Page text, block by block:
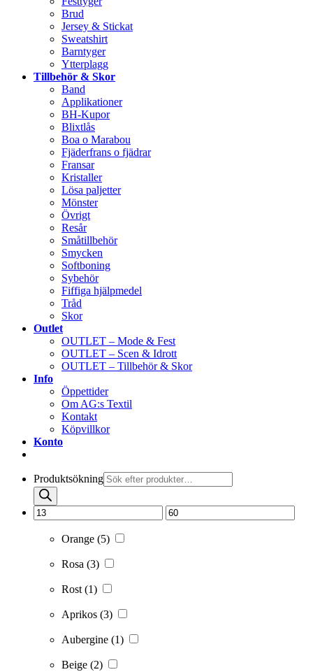
Brud
Jersey & Stickat
Sweatshirt
Barntyger
Ytterplagg
Tillbehör & Skor
Band
Applikationer
BH-Kupor
Blixtlås
Boa o Marabou
Fjäderfrans o fjädrar
Fransar
Kristaller
Lösa paljetter
Mönster
Övrigt
Resår
Småtillbehör
Smycken
Softboning
Sybehör
Fiffiga hjälpmedel
Tråd
Skor
Outlet
OUTLET – Mode & Fest
OUTLET – Scen & Idrott
OUTLET – Tillbehör & Skor
Info
Öppettider
Om AG:s Textil
Kontakt
Köpvillkor
Konto
Produktsökning
Orange (5)
Rosa (3)
Rost(1)
Aprikos (3)
Aubergine (1)
Beige (2)